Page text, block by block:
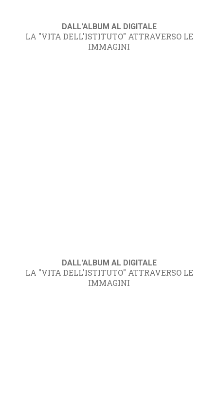
DALL'ALBUM AL DIGITALE
LA "VITA DELL'ISTITUTO" ATTRAVERSO LE
IMMAGINI
DALL'ALBUM AL DIGITALE
LA "VITA DELL'ISTITUTO" ATTRAVERSO LE
IMMAGINI